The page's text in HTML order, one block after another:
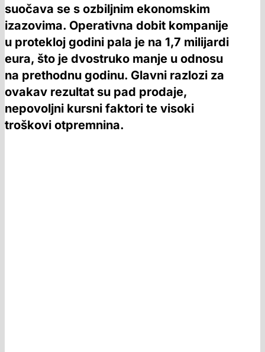
suočava se s ozbiljnim ekonomskim
izazovima. Operativna dobit kompanije
u protekloj godini pala je na 1,7 milijardi
eura, što je dvostruko manje u odnosu
na prethodnu godinu. Glavni razlozi za
ovakav rezultat su pad prodaje,
nepovoljni kursni faktori te visoki
troškovi otpremnina.